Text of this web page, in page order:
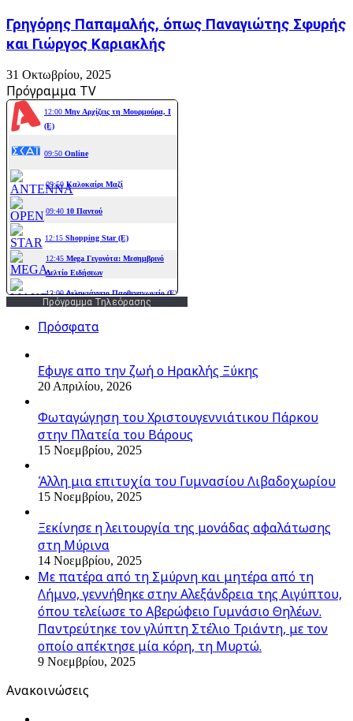
Γρηγόρης Παπαμαλής, όπως Παναγιώτης Σφυρής
και Γιώργος Καριακλής
31 Οκτωβρίου, 2025
Πρόγραμμα TV
Πρόγραμμα Τηλεόρασης
Πρόσφατα
Εφυγε απο την ζωή o Ηρακλής Ξύκης
20 Απριλίου, 2026
Φωταγώγηση του Χριστουγεννιάτικου Πάρκου
στην Πλατεία του Βάρους
15 Νοεμβρίου, 2025
Άλλη μια επιτυχία του Γυμνασίου Λιβαδοχωρίου
15 Νοεμβρίου, 2025
Ξεκίνησε η λειτουργία της μονάδας αφαλάτωσης
στη Μύρινα
14 Νοεμβρίου, 2025
Με πατέρα από τη Σμύρνη και μητέρα από τη
Λήμνο, γεννήθηκε στην Αλεξάνδρεια της Αιγύπτου,
όπου τελείωσε το Αβερώφειο Γυμνάσιο Θηλέων.
Παντρεύτηκε τον γλύπτη Στέλιο Τριάντη, με τον
οποίο απέκτησε μία κόρη, τη Μυρτώ.
9 Νοεμβρίου, 2025
Ανακοινώσεις